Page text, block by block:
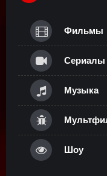
Фильмы
Сериалы
Музыка
Шоу